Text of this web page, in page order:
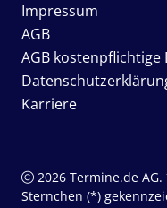
Impressum
AGB
AGB kostenpflichtige
Karriere
2026 Termine.de
Sternchen (*)